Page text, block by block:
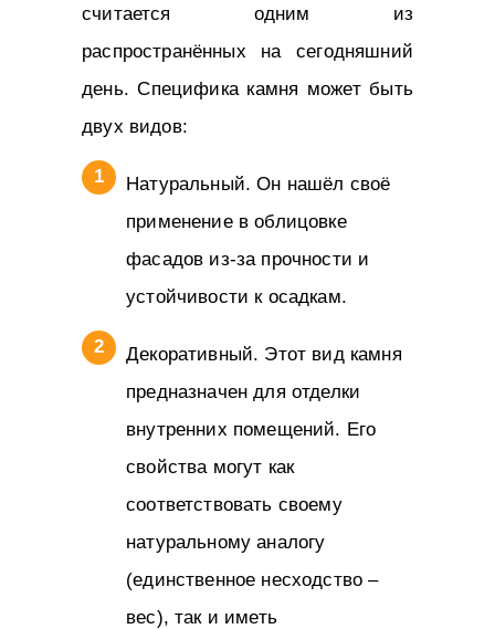
считается одним из
распространённых на сегодняшний
день. Специфика камня может быть
двух видов:
Натуральный. Он нашёл своё
применение в облицовке
фасадов из-за прочности и
устойчивости к осадкам.
Декоративный. Этот вид камня
предназначен для отделки
внутренних помещений. Его
свойства могут как
соответствовать своему
натуральному аналогу
(единственное несходство –
вес), так и иметь